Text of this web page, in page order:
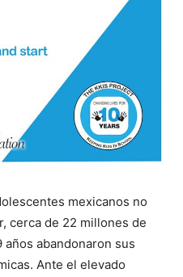
mexicanos no
cerca de 22 millones de
años abandonaron sus
Ante el elevado